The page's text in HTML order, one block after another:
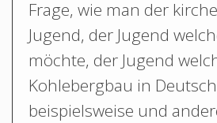
Frage, wie man der
Jugend, der Jugend
möchte, der Jugend
Kohlebergbau in
beispielsweise und